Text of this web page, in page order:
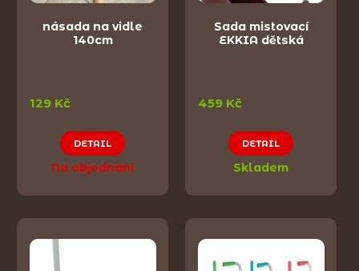
násada na vidle
140cm
129 Kč
DETAIL
Na objednání
Sada mistovací
EKKIA dětská
459 Kč
DETAIL
Skladem